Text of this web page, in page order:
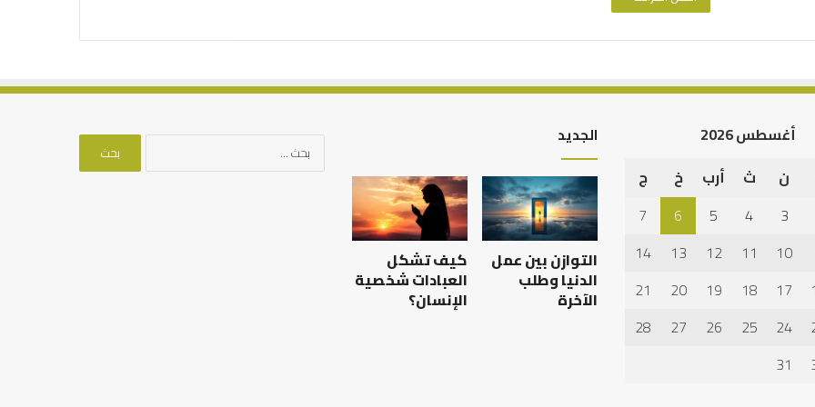
عدم استجابة
العلاقة
العلمية
بين
الإمام
مالك
والليث
بن
سعد:
نموذج
العلاقة العلمية بين الإمام
مالك والليث بن سعد: نموذج
الرصيد
التربوي
والطفولة
المبكرة
..
كيف
أغسطس 2026
ن ث أرب خ
ج
3
4
5
6
7
10
11
12
13
14
17
18
19
20
21
24
25
26
27
28
31
الجديد
التوازن بين عمل
الدنيا وطلب
الآخرة
كيف تشكل
العبادات شخصية
الإنسان؟
البحث